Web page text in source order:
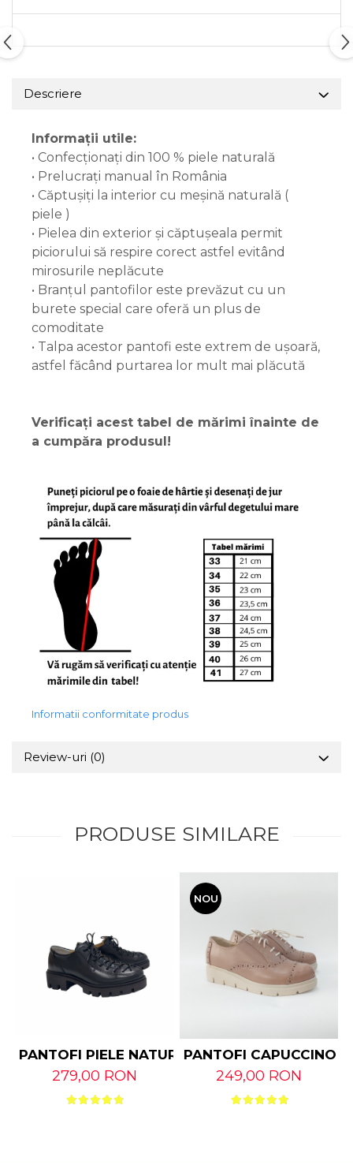
Descriere
Informații utile:
• Confecționați din 100 % piele naturală
• Prelucrați manual în România
• Căptușiți la interior cu meșină naturală (
piele )
• Pielea din exterior și căptușeala permit
piciorului să respire corect astfel evitând
mirosurile neplăcute
• Branțul pantofilor este prevăzut cu un
burete special care oferă un plus de
comoditate
• Talpa acestor pantofi este extrem de ușoară,
astfel făcând purtarea lor mult mai plăcută
Verificați acest tabel de mărimi înainte de
a cumpăra produsul!
Informatii conformitate produs
Review-uri (0)
PRODUSE SIMILARE
PANTOFI PIELE NATURALA CU SIRET DIN VARF
279,00 RON
NOU
PANTOFI CAPUCCINO
249,00 RON